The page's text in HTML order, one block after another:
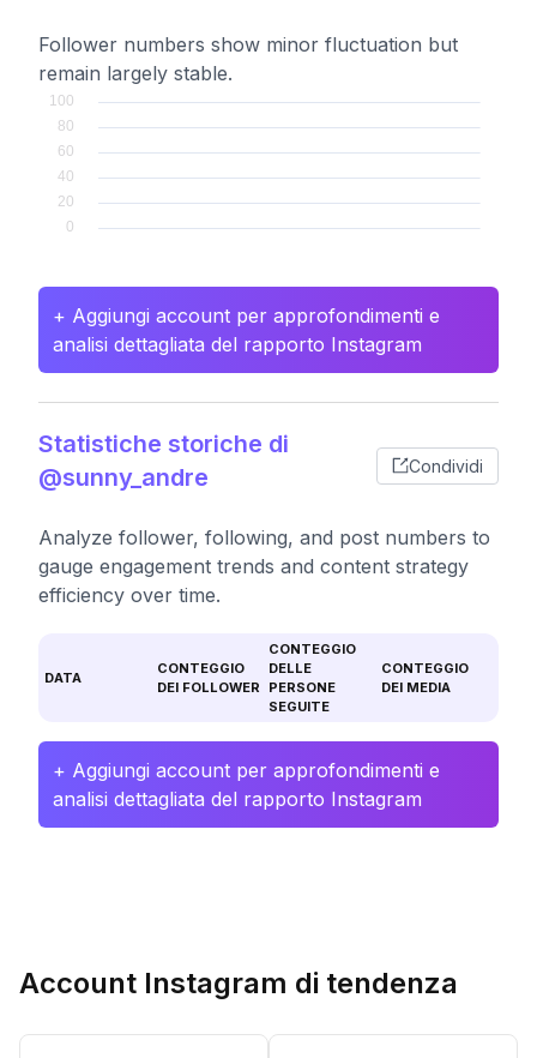
Follower numbers show minor fluctuation but
remain largely stable.
+ Aggiungi account per approfondimenti e
analisi dettagliata del rapporto Instagram
Statistiche storiche di
@sunny_andre
Condividi
Analyze follower, following, and post numbers to
gauge engagement trends and content strategy
efficiency over time.
DATA
CONTEGGIO
DEI FOLLOWER
CONTEGGIO
DELLE
PERSONE
SEGUITE
CONTEGGIO
DEI MEDIA
+ Aggiungi account per approfondimenti e
analisi dettagliata del rapporto Instagram
Account Instagram di tendenza